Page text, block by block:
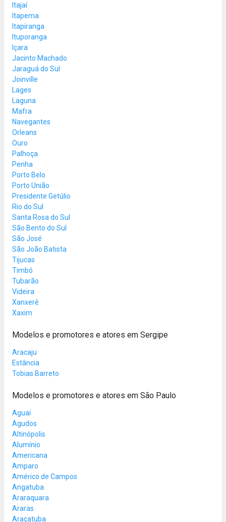
Itajaí
Itapema
Itapiranga
Ituporanga
Içara
Jacinto Machado
Jaraguá do Sul
Joinville
Lages
Laguna
Mafra
Navegantes
Orleans
Ouro
Palhoça
Penha
Porto Belo
Porto União
Presidente Getúlio
Rio do Sul
Santa Rosa do Sul
São Bento do Sul
São José
São João Batista
Tijucas
Timbó
Tubarão
Videira
Xanxerê
Xaxim
Modelos e promotores e atores em Sergipe
Aracaju
Estância
Tobias Barreto
Modelos e promotores e atores em São Paulo
Aguaí
Agudos
Altinópolis
Alumínio
Americana
Amparo
Américo de Campos
Angatuba
Araraquara
Araras
Araçatuba